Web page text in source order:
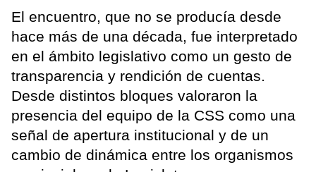
El encuentro, que no se producía desde
hace más de una década, fue interpretado
en el ámbito legislativo como un gesto de
transparencia y rendición de cuentas.
Desde distintos bloques valoraron la
presencia del equipo de la CSS como una
señal de apertura institucional y de un
cambio de dinámica entre los organismos